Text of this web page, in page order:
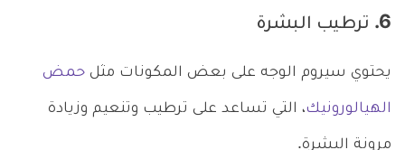
6. ترطيب البشرة
يحتوي سيروم الوجه على بعض المكونات مثل حمض
الهيالورونيك، التي تساعد على ترطيب وتنعيم وزيادة
مرونة البشرة.